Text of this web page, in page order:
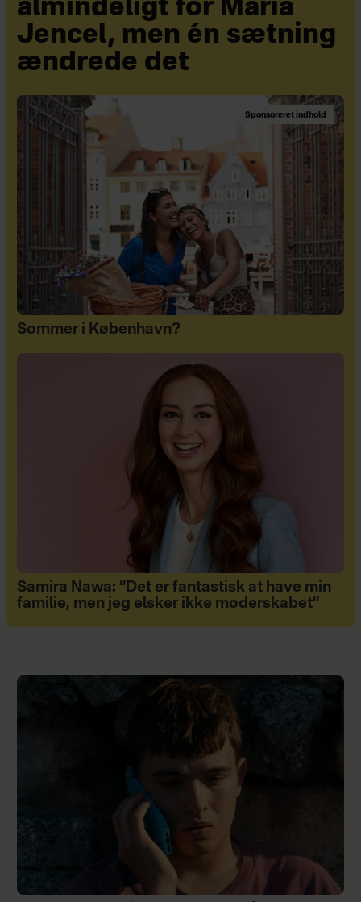
almindeligt for Maria
Jencel, men én sætning
ændrede det
Sponsoreret indhold
Sommer i København?
Samira Nawa: ”Det er fantastisk at have min
familie, men jeg elsker ikke moderskabet”